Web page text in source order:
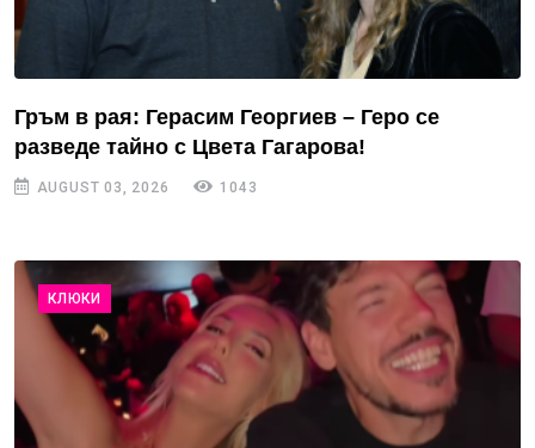
Гръм в рая: Герасим Георгиев – Геро се
разведе тайно с Цвета Гагарова!
AUGUST 03, 2026 1043
КЛЮКИ